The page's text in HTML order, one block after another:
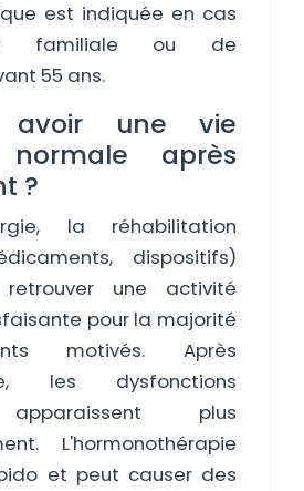
est indiquée en cas
familiale ou de
55 ans.
avoir une vie
normale après
?
la réhabilitation
dispositifs)
une activité
pour la majorité
motivés. Après
les dysfonctions
plus
L'hormonothérapie
et peut causer des